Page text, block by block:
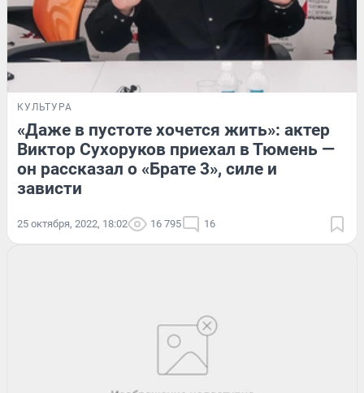
КУЛЬТУРА
«Даже в пустоте хочется жить»: актер
Виктор Сухоруков приехал в Тюмень —
он рассказал о «Брате 3», силе и
зависти
25 октября, 2022, 18:02 16 795 16